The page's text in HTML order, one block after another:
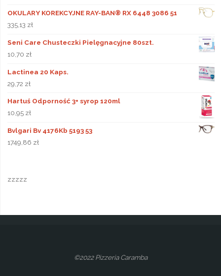
OKULARY KOREKCYJNE RAY-BAN® RX 6448 3086 51
335,13 zł
Seni Care Chusteczki Pielęgnacyjne 80szt.
10,70 zł
Lactinea 20 Kaps.
29,72 zł
Hartuś Odporność 3+ syrop 120ml
10,95 zł
Bvlgari Bv 4176Kb 5193 53
1749,86 zł
zzzzz
©2022 Pizzeria Caramba